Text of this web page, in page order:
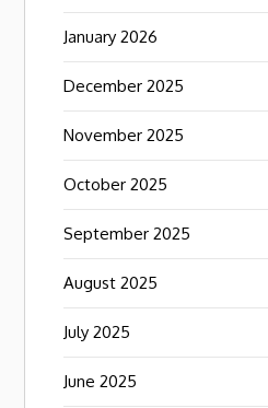
January 2026
December 2025
November 2025
October 2025
September 2025
August 2025
July 2025
June 2025